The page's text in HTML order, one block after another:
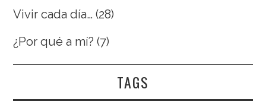
Vivir cada día… (28)
¿Por qué a mí? (7)
TAGS